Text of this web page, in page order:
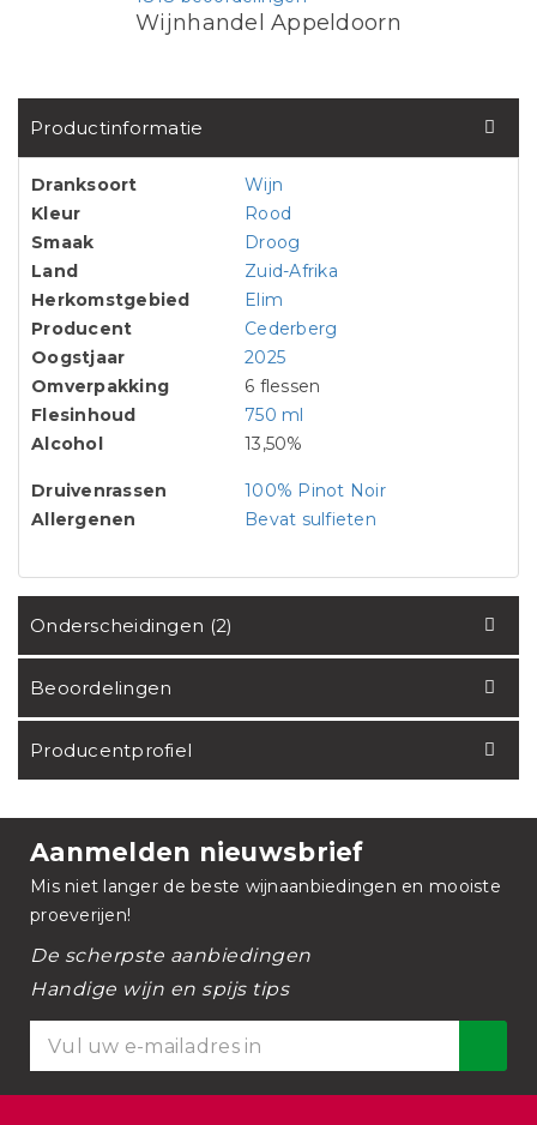
Wijnhandel Appeldoorn
Productinformatie
Dranksoort
Wijn
Kleur
Rood
Smaak
Droog
Land
Zuid-Afrika
Herkomstgebied
Elim
Producent
Cederberg
Oogstjaar
2025
Omverpakking
6 flessen
Flesinhoud
750 ml
Alcohol
13,50%
Druivenrassen
100% Pinot Noir
Allergenen
Bevat sulfieten
Onderscheidingen (2)
Beoordelingen
Producentprofiel
Aanmelden nieuwsbrief
Mis niet langer de beste wijnaanbiedingen en mooiste
proeverijen!
De scherpste aanbiedingen
Handige wijn en spijs tips